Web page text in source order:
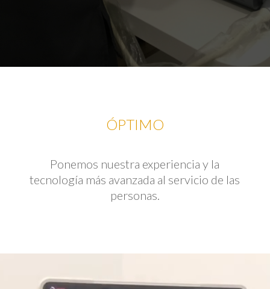
ÓPTIMO
Ponemos nuestra experiencia y la
tecnología más avanzada al servicio de las
personas.